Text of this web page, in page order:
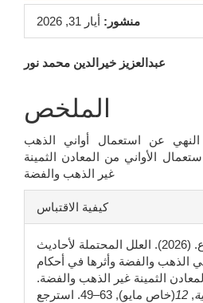
منشور: أيار 31, 2026
محتوى
المقالة
الرئيسي
عبدالعزيز خيرالدين محمد نور
الملخص
النهي عن استعمال أواني الذهب
الأواني من المعادن الثمينة
غير الذهب والفضة
تفاصيل
المقالة
كيفية الاقتباس
خيرالدين محمد نور ع. (2026). العلل المحتملة لأحاديث
الذهب والفضة وأثرها في أحكام
الثمينة غير الذهب والفضة.
,
12
(خاص مايو), 63–49. استرجع